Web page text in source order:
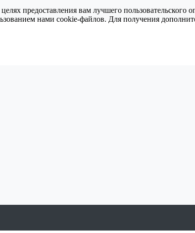
предоставления вам лучшего пользовательского
нами cookie-файлов. Для получения